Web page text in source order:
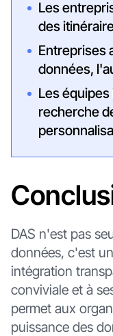
Les
des
Entreprises
données,
Les équipes
recherche
DAS n'est pas
données, c'est
intégration
conviviale et à
permet aux
puissance des